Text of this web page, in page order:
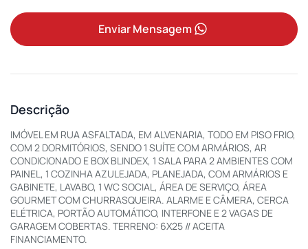
Enviar Mensagem
Descrição
IMÓVEL EM RUA ASFALTADA, EM ALVENARIA, TODO EM PISO FRIO,
COM 2 DORMITÓRIOS, SENDO 1 SUÍTE COM ARMÁRIOS, AR
CONDICIONADO E BOX BLINDEX, 1 SALA PARA 2 AMBIENTES COM
PAINEL, 1 COZINHA AZULEJADA, PLANEJADA, COM ARMÁRIOS E
GABINETE, LAVABO, 1 WC SOCIAL, ÁREA DE SERVIÇO, ÁREA
GOURMET COM CHURRASQUEIRA. ALARME E CÂMERA, CERCA
ELÉTRICA, PORTÃO AUTOMÁTICO, INTERFONE E 2 VAGAS DE
GARAGEM COBERTAS. TERRENO: 6X25 // ACEITA
FINANCIAMENTO.